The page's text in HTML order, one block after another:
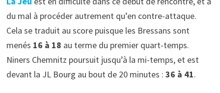
du mal à procéder autrement qu’en contre-attaque.
Cela se traduit au score puisque les Bressans sont
menés 16 à 18 au terme du premier quart-temps.
Niners Chemnitz poursuit jusqu’à la mi-temps, et est
devant la JL Bourg au bout de 20 minutes :36 à 41.